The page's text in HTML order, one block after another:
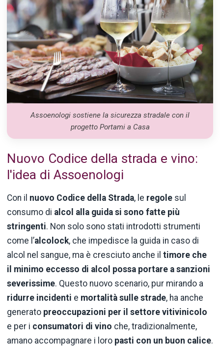
Assoenologi sostiene la sicurezza stradale con il
progetto Portami a Casa
Nuovo Codice della strada e vino:
l'idea di Assoenologi
Con il nuovo Codice della Strada, le regole sul
consumo di alcol alla guida si sono fatte più
stringenti. Non solo sono stati introdotti strumenti
come l’alcolock, che impedisce la guida in caso di
alcol nel sangue, ma è cresciuto anche il timore che
il minimo eccesso di alcol possa portare a sanzioni
severissime. Questo nuovo scenario, pur mirando a
ridurre incidenti e mortalità sulle strade, ha anche
generato preoccupazioni per il settore vitivinicolo
e per i consumatori di vino che, tradizionalmente,
amano accompagnare i loro pasti con un buon calice.